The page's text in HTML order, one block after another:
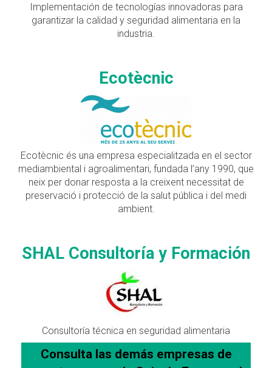
Implementación de tecnologías innovadoras para
garantizar la calidad y seguridad alimentaria en la
industria.
Ecotècnic
Ecotècnic és una empresa especialitzada en el sector
mediambiental i agroalimentari, fundada l’any 1990, que
neix per donar resposta a la creixent necessitat de
preservació i protecció de la salut pública i del medi
ambient.
SHAL Consultoría y Formación
Consultoría técnica en seguridad alimentaria
Consulta las demás empresas de